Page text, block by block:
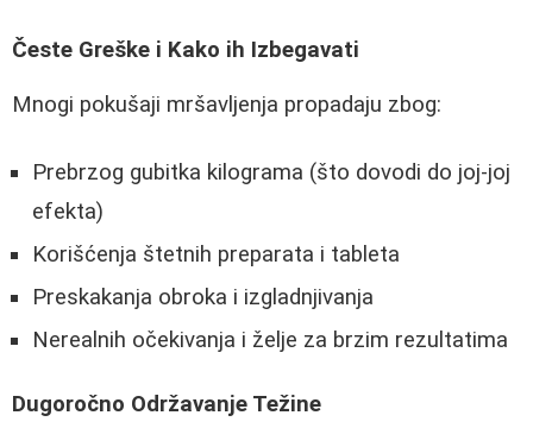
Česte Greške i Kako ih Izbegavati
Mnogi pokušaji mršavljenja propadaju zbog:
Prebrzog gubitka kilograma (što dovodi do joj-joj
efekta)
Korišćenja štetnih preparata i tableta
Preskakanja obroka i izgladnjivanja
Nerealnih očekivanja i želje za brzim rezultatima
Dugoročno Održavanje Težine